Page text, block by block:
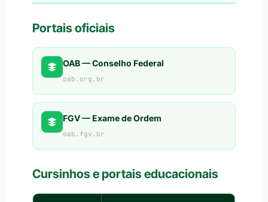
Portais oficiais
OAB — Conselho Federal
oab.org.br
FGV — Exame de Ordem
oab.fgv.br
Cursinhos e portais educacionais